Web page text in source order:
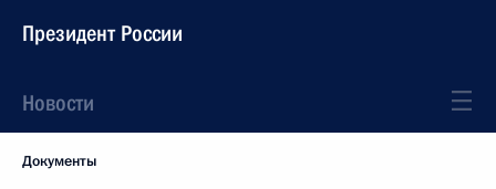
Президент России
Новости
Документы